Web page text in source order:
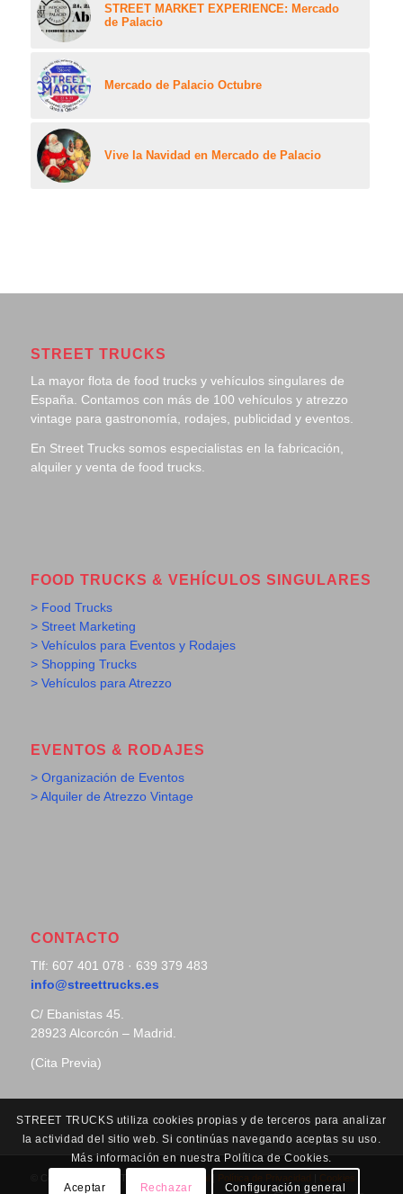
STREET MARKET EXPERIENCE: Mercado
de Palacio
Mercado de Palacio Octubre
Vive la Navidad en Mercado de Palacio
STREET TRUCKS
La mayor flota de food trucks y vehículos singulares de
España. Contamos con más de 100 vehículos y atrezzo
vintage para gastronomía, rodajes, publicidad y eventos.
En Street Trucks somos especialistas en la fabricación,
alquiler y venta de food trucks.
FOOD TRUCKS & VEHÍCULOS SINGULARES
> Food Trucks
> Street Marketing
> Vehículos para Eventos y Rodajes
> Shopping Trucks
> Vehículos para Atrezzo
EVENTOS & RODAJES
> Organización de Eventos
> Alquiler de Atrezzo Vintage
CONTACTO
Tlf: 607 401 078 · 639 379 483
info@streettrucks.es
C/ Ebanistas 45.
28923 Alcorcón – Madrid.
(Cita Previa)
STREET TRUCKS utiliza cookies propias y de terceros para analizar
la actividad del sitio web. Si continúas navegando aceptas su uso.
Más información en nuestra Política de Cookies.
Aceptar Rechazar Configuración general